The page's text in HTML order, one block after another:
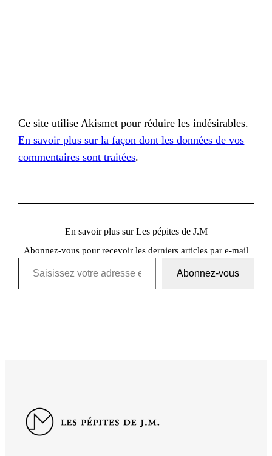
Ce site utilise Akismet pour réduire les indésirables.
En savoir plus sur la façon dont les données de vos
commentaires sont traitées.
En savoir plus sur Les pépites de J.M
Abonnez-vous pour recevoir les derniers articles par e-mail
Saisissez votre adresse e-mail…
Abonnez-vous